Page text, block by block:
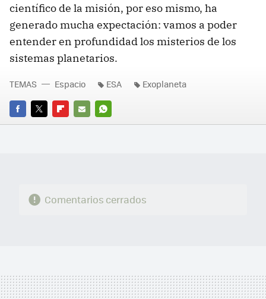
científico de la misión, por eso mismo, ha
generado mucha expectación: vamos a poder
entender en profundidad los misterios de los
sistemas planetarios.
FACEBOOK
TWITTERFLIPBOARD
E-
WHATSAPP
TEMAS Espacio ESA Exoplaneta
Comentarios cerrados